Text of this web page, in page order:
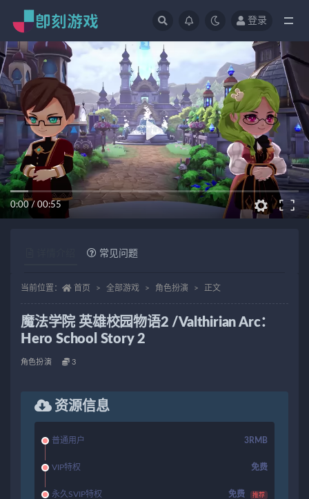
登录
0:00 / 00:55
常见问题
当前位置： 首页 全部游戏 角色扮演 正文
魔法学院 英雄校园物语2 /Valthirian Arc：
Hero School Story 2
角色扮演 3
资源信息
普通用户 3RMB
VIP特权 免费
永久SVIP特权 免费 推荐